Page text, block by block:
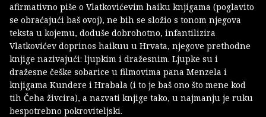
afirmativno piše o Vlatkovićevim haiku knjigama (poglavito
se obraćajući baš ovoj), ne bih se složio s tonom njegova
teksta u kojemu, doduše dobrohotno, infantilizira
Vlatkovićev doprinos haikuu u Hrvata, njegove prethodne
knjige nazivajući: ljupkim i dražesnim. Ljupke su i
dražesne češke sobarice u filmovima pana Menzela i
knjigama Kundere i Hrabala (i to je baš ono što mene kod
tih Čeha živcira), a nazvati knjige tako, u najmanju je ruku
bespotrebno pokroviteljski.